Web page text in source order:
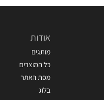
אודות
מותגים
כל המוצרים
מפת האתר
בלוג